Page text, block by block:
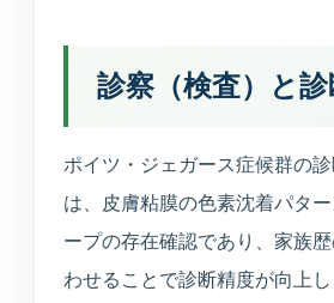
診察（検査）と診
ポイツ・ジェガース症候群の
は、皮膚粘膜の色素沈着パタ
ープの存在確認であり、家族
わせることで診断精度が向上し